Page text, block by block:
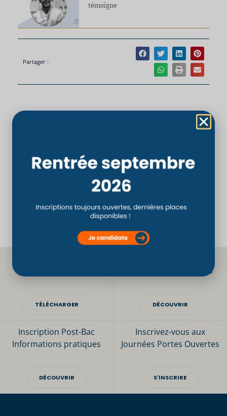
témoigne
Partager :
7ème année consécutive : AFM-Téléthon 2022
TÉLÉCHARGER
de choisir le CSO Paris
DÉCOUVRIR
Inscription Post-Bac
Informations pratiques
DÉCOUVRIR
Inscrivez-vous aux
Journées Portes Ouvertes
S'INSCRIRE